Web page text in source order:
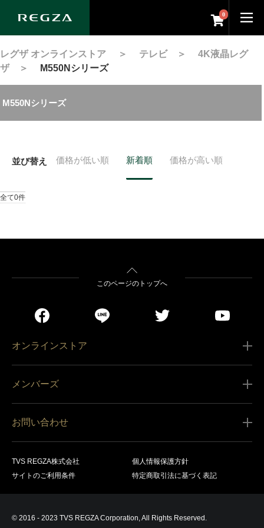
0
レグザ オンラインストア ＞ テレビ＞ 4K液晶レグ
ザ＞ M550Nシリーズ
M550Nシリーズ
並び替え 価格が低い順 新着順 価格が高い順
全て0件
このページのトップへ
オンラインストア
営業日カレンダー
メンバーズ
会員規約
商品登録
お問い合わせ
TVS REGZA株式会社
個人情報保護方針
サイトのご利用条件
特定商取引法に基づく表記
© 2016 - 2023 TVS REGZA Corporation, All Rights Reserved.